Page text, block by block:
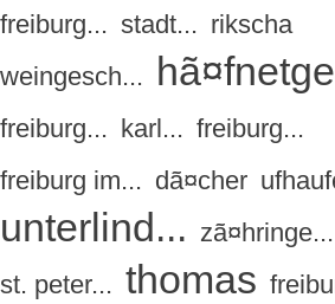
freiburg... stadt... rikscha
weingesch...
freiburg... karl... freiburg...
freiburg im... dã¤cher
unterlind... zã¤hringe...
st. peter... thomas